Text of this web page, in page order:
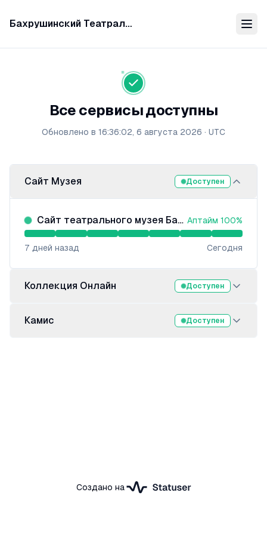
Бахрушинский Театральный музей
Все сервисы доступны
Обновлено в 16:36:02, 6 августа 2026 · UTC
Сайт Музея Доступен
Сайт театрального музея Бахрушина Аптайм 100%
7 дней назад Сегодня
Коллекция Онлайн Доступен
Камис Доступен
Создано на